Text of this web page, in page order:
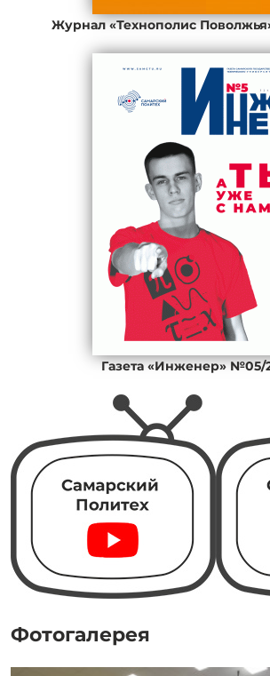
Журнал «Технополис
Газета «Инженер» №05/
Фотогалерея